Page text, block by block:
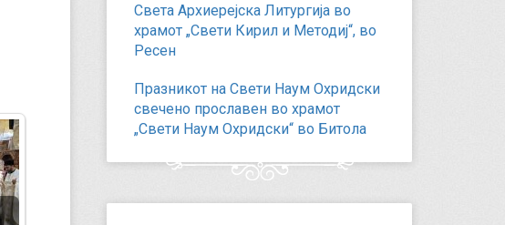
Света Архиерејска Литургија во
храмот „Свети Кирил и Методиј“, во
Ресен
Празникот на Свети Наум Охридски
свечено прославен во храмот
„Свети Наум Охридски“ во Битола